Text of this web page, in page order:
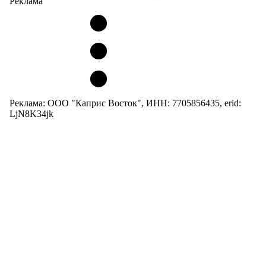
Реклама: ООО "Каприс Восток", ИНН: 7705856435, erid:
LjN8K34jk